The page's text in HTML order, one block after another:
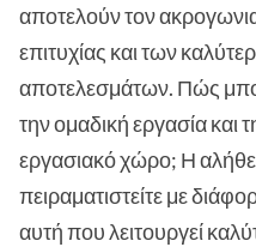
αποτελούν τον
επιτυχίας και των
αποτελεσμάτων. Πώς
την ομαδική εργασία και
εργασιακό χώρο; Η
πειραματιστείτε με
αυτή που λειτουργεί